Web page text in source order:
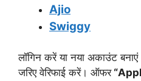
Ajio
Swiggy
लॉगिन करें या नया अकाउंट
जरिए वेरिफाई करें। ऑफर